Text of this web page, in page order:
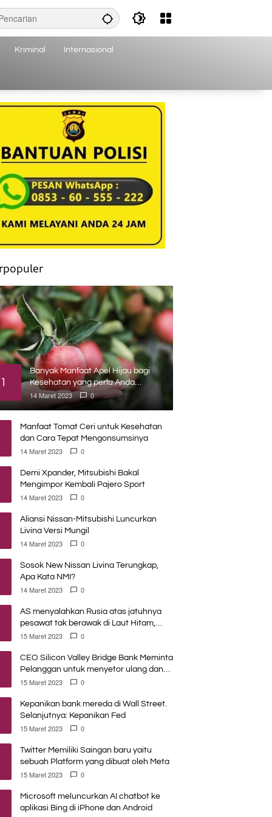
Kriminal Internasional
1
Banyak Manfaat Apel Hijau bagi
Kesehatan yang perlu Anda
ketahui
14 Maret 2023 0
Manfaat Tomat Ceri untuk Kesehatan
dan Cara Tepat Mengonsumsinya
14 Maret 2023 0
Demi Xpander, Mitsubishi Bakal
Mengimpor Kembali Pajero Sport
14 Maret 2023 0
Aliansi Nissan-Mitsubishi Luncurkan
Livina Versi Mungil
14 Maret 2023 0
Sosok New Nissan Livina Terungkap,
Apa Kata NMI?
14 Maret 2023 0
AS menyalahkan Rusia atas jatuhnya
pesawat tak berawak di Laut Hitam,
Moskow menyangkal
15 Maret 2023 0
CEO Silicon Valley Bridge Bank Meminta
Pelanggan untuk menyetor ulang dana
Mereka
15 Maret 2023 0
Kepanikan bank mereda di Wall Street.
Selanjutnya: Kepanikan Fed
15 Maret 2023 0
Twitter Memiliki Saingan baru yaitu
sebuah Platform yang dibuat oleh Meta
15 Maret 2023 0
Microsoft meluncurkan AI chatbot ke
aplikasi Bing di iPhone dan Android